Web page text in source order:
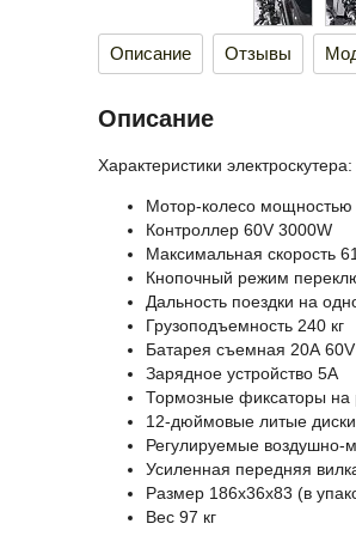
Описание Отзывы
Описание
Характеристики электроскутера:
Мотор-колесо мощностью
Контроллер 60V 3000W
Максимальная скорость
Кнопочный режим
Дальность поездки на
Грузоподъемность 240 кг
Батарея съемная 20А 60V
Зарядное устройство 5A
Тормозные фиксаторы на
12-дюймовые литые диски
Регулируемые воздушно-
Усиленная передняя
Размер 186х36х83 (в
Вес 97 кг